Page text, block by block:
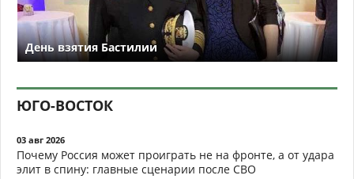
День взятия Бастилии
ЮГО-ВОСТОК
03 авг 2026
Почему Россия может проиграть не на фронте, а от удара
элит в спину: главные сценарии после СВО